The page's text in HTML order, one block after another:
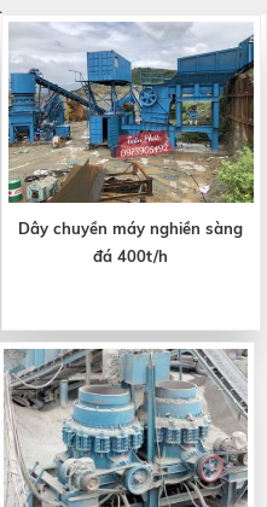
Dây chuyền máy nghiền sàng
đá 400t/h